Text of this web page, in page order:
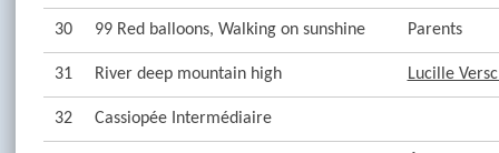
30 99 Red balloons, Walking on sunshine Parents
31 River deep mountain high Lucille
32 Cassiopée Intermédiaire